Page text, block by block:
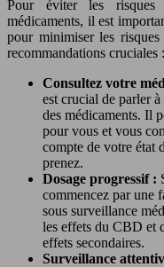
Pour éviter les
médicaments, il est
pour minimiser les
recommandations cruciales :
Consultez votre
est crucial de parler
des médicaments. Il
pour vous et vous
compte de votre état
prenez.
Dosage progressif :
commencez par une
sous surveillance
les effets du CBD et
effets secondaires.
Surveillance